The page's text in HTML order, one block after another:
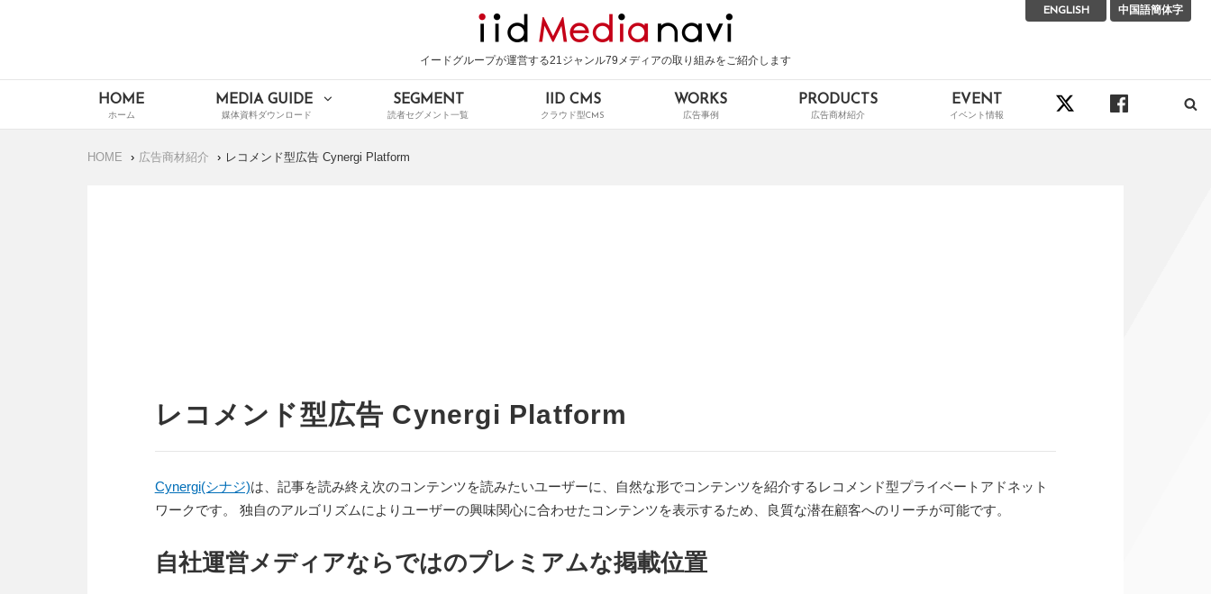
イードグループが運営する21ジャンル79メディアの取り組みをご紹介します
Navigation
HOME MEDIA GUIDE SEGMENT IID CMS WORKS PRODUCTS EVENT
ENGLISH 中国語簡体字
HOME 広告商材紹介 レコメンド型広告 Cynergi Platform
レコメンド型広告 Cynergi Platform
Cynergi(シナジ)は、記事を読み終え次のコンテンツを読みたいユーザーに、自然な形でコンテンツを紹介するレコメンド型プライベートアドネット
ワークです。 独自のアルゴリズムによりユーザーの興味関心に合わせたコンテンツを表示するため、良質な潜在顧客へのリーチが可能です。
自社運営メディアならではのプレミアムな掲載位置